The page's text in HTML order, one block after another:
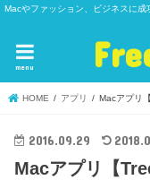
Macやファッション、ビジネスに
menu
HOME アプリ Macアプリ
2016.09.29
Macアプリ【